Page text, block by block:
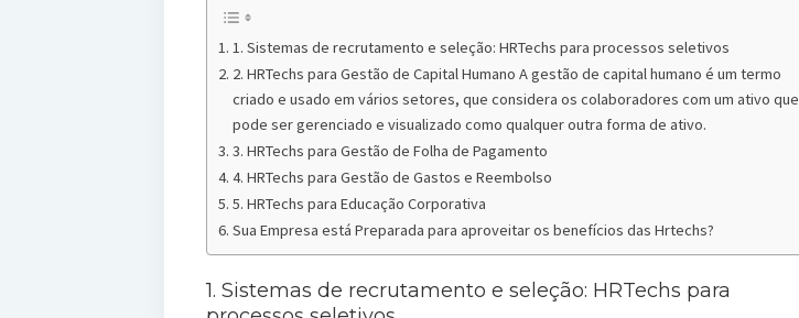
1. Sistemas de recrutamento e seleção: HRTechs para processos seletivos
2. HRTechs para Gestão de Capital Humano A gestão de capital humano é um termo
criado e usado em vários setores, que considera os colaboradores com um ativo que
pode ser gerenciado e visualizado como qualquer outra forma de ativo.
3. HRTechs para Gestão de Folha de Pagamento
4. HRTechs para Gestão de Gastos e Reembolso
5. HRTechs para Educação Corporativa
Sua Empresa está Preparada para aproveitar os benefícios das Hrtechs?
1. Sistemas de recrutamento e seleção: HRTechs para